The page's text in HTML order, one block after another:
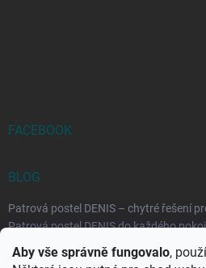
Aby vše správně fungovalo,
FACEBOOK
BLOG
Patrová postel DENIS – chytré řešení
Patrová postel DENIS do každého
Rozkládací postele RELAX – ideální